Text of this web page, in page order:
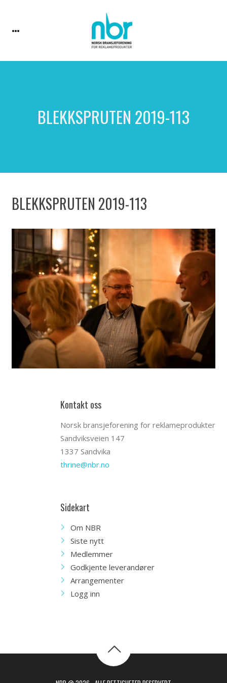
BLEKKSPRUTEN 2019-113
BLEKKSPRUTEN 2019-113
Kontakt oss
Norsk bransjeforening for reklameprodukter
Sandviksveien 147
1337 Sandvika
thrine@nbr.no
Sidekart
Om NBR
Siste nytt
Medlemmer
Godkjente leverandører
Arrangementer
Logg inn